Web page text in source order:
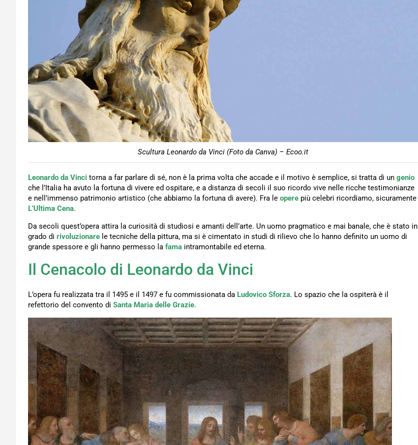
Scultura Leonardo da Vinci (Foto da Canva) – Ecoo.it
Leonardo da Vinci torna a far parlare di sé, non è la prima volta che accade e il motivo è semplice, si tratta di un genio
che l’Italia ha avuto la fortuna di vivere ed ospitare, e a distanza di secoli il suo ricordo vive nelle ricche testimonianze
e nell’immenso patrimonio artistico (che abbiamo la fortuna di avere). Fra le opere più celebri ricordiamo, sicuramente
L’Ultima Cena.
Da secoli quest’opera attira la curiosità di studiosi e amanti dell’arte. Un uomo pragmatico e mai banale, che è stato in
grado di rivoluzionare le tecniche della pittura, ma si è cimentato in studi di rilievo che lo hanno definito un uomo di
grande spessore e gli hanno permesso la fama intramontabile ed eterna.
Il Cenacolo di Leonardo da Vinci
L’opera fu realizzata tra il 1495 e il 1497 e fu commissionata da Ludovico Sforza. Lo spazio che la ospiterà è il
refettorio del convento di Santa Maria delle Grazie.